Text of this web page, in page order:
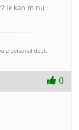
ik kan m nu
a personal debt.
0